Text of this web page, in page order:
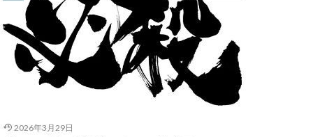
2026年3月29日